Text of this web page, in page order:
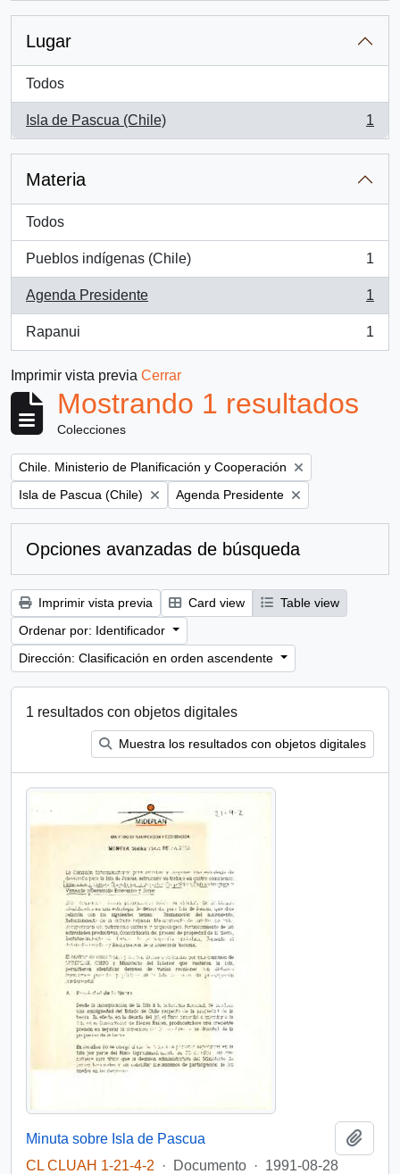
Lugar
Todos
Isla de Pascua (Chile)
, 1 resultados
1
Materia
Todos
Pueblos indígenas (Chile)
, 1 resultados
1
Agenda Presidente
, 1 resultados
1
Rapanui
, 1 resultados
1
Imprimir vista previa Cerrar
Mostrando 1 resultados
Colecciones
Remove filter:
Chile. Ministerio de Planificación y Cooperación
Remove filter:
Isla de Pascua (Chile) Remove filter:
Agenda Presidente
Opciones avanzadas de búsqueda
Imprimir vista previa Card view
Table view
Ordenar por: Identificador
Dirección: Clasificación en orden ascendente
1 resultados con objetos digitales
Muestra los resultados con objetos digitales
Minuta sobre Isla de Pascua
CL CLUAH 1-21-4-2
· Documento · 1991-08-28